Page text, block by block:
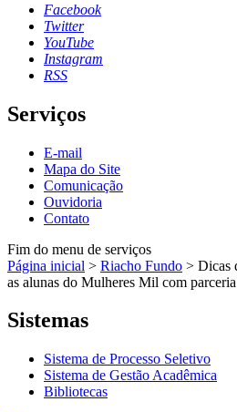
Facebook
Twitter
YouTube
Instagram
RSS
Serviços
E-mail
Mapa do Site
Comunicação
Ouvidoria
Contato
Fim do menu de serviços
Página inicial > Riacho Fundo > Dicas
as alunas do Mulheres Mil com
Sistemas
Sistema de Processo Seletivo
Sistema de Gestão Acadêmica
Bibliotecas